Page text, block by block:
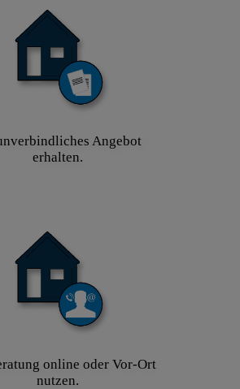
Angebot
erhalten.
online oder Vor-Ort
nutzen.